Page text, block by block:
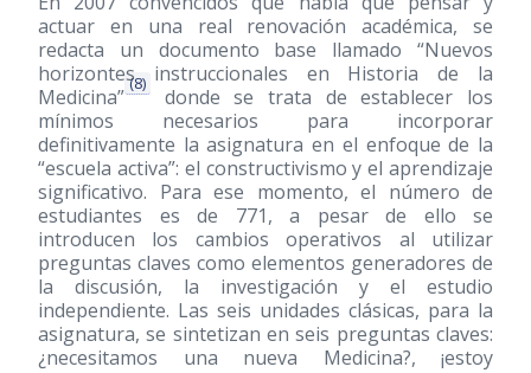
actuar en una real renovación académica, se
redacta un documento base llamado “Nuevos
horizontes instruccionales en Historia de la
Medicina”
(8)
donde se trata de establecer los
mínimos necesarios para incorporar
definitivamente la asignatura en el enfoque de la
“escuela activa”: el constructivismo y el aprendizaje
significativo. Para ese momento, el número de
estudiantes es de 771, a pesar de ello se
introducen los cambios operativos al utilizar
preguntas claves como elementos generadores de
la discusión, la investigación y el estudio
independiente. Las seis unidades clásicas, para la
asignatura, se sintetizan en seis preguntas claves:
¿necesitamos una nueva Medicina?, ¡estoy